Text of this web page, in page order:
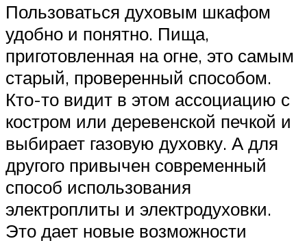
Пользоваться духовым шкафом
удобно и понятно. Пища,
приготовленная на огне, это самым
старый, проверенный способом.
Кто-то видит в этом ассоциацию с
костром или деревенской печкой и
выбирает газовую духовку. А для
другого привычен современный
способ использования
электроплиты и электродуховки.
Это дает новые возможности